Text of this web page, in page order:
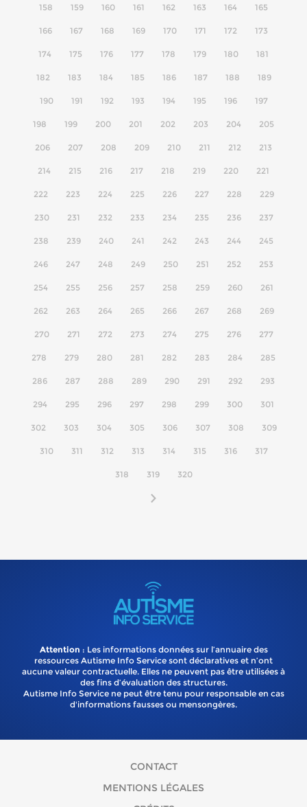
158 159 160 161 162 163 164 165
166 167 168 169 170 171 172 173
174 175 176 177 178 179 180 181
182 183 184 185 186 187 188 189
190 191 192 193 194 195 196 197
198 199 200 201 202 203 204 205
206 207 208 209 210 211 212 213
214 215 216 217 218 219 220 221
222 223 224 225 226 227 228 229
230 231 232 233 234 235 236 237
238 239 240 241 242 243 244 245
246 247 248 249 250 251 252 253
254 255 256 257 258 259 260 261
262 263 264 265 266 267 268 269
270 271 272 273 274 275 276 277
278 279 280 281 282 283 284 285
286 287 288 289 290 291 292 293
294 295 296 297 298 299 300 301
302 303 304 305 306 307 308 309
310 311 312 313 314 315 316 317
318 319 320
Attention : Les informations données sur l’annuaire des
ressources Autisme Info Service sont déclaratives et n’ont
aucune valeur contractuelle. Elles ne peuvent pas être utilisées à
des fins d’évaluation des structures.
Autisme Info Service ne peut être tenu pour responsable en cas
d'informations fausses ou mensongères.
CONTACT
MENTIONS LÉGALES